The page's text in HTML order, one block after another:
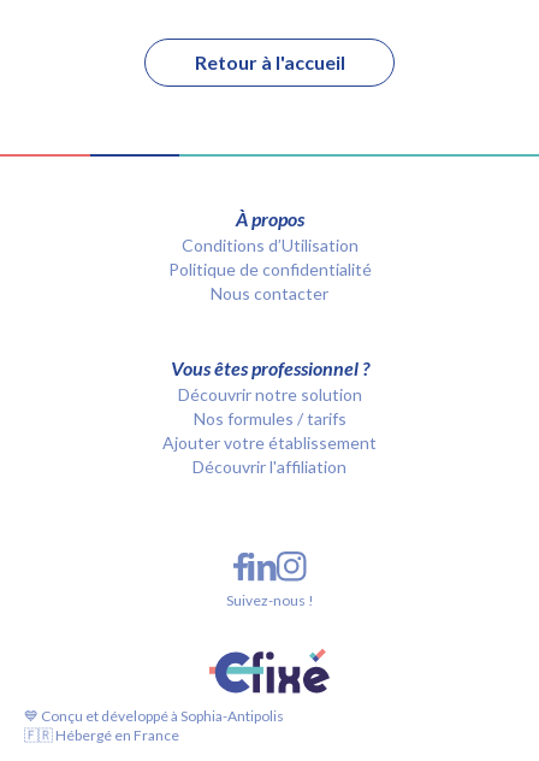
Retour à l'accueil
À propos
Conditions d’Utilisation
Politique de confidentialité
Nous contacter
Vous êtes professionnel ?
Découvrir notre solution
Nos formules / tarifs
Ajouter votre établissement
Découvrir l'affiliation
💙 Conçu et développé à Sophia-Antipolis
🇫🇷 Hébergé en France
Suivez-nous !